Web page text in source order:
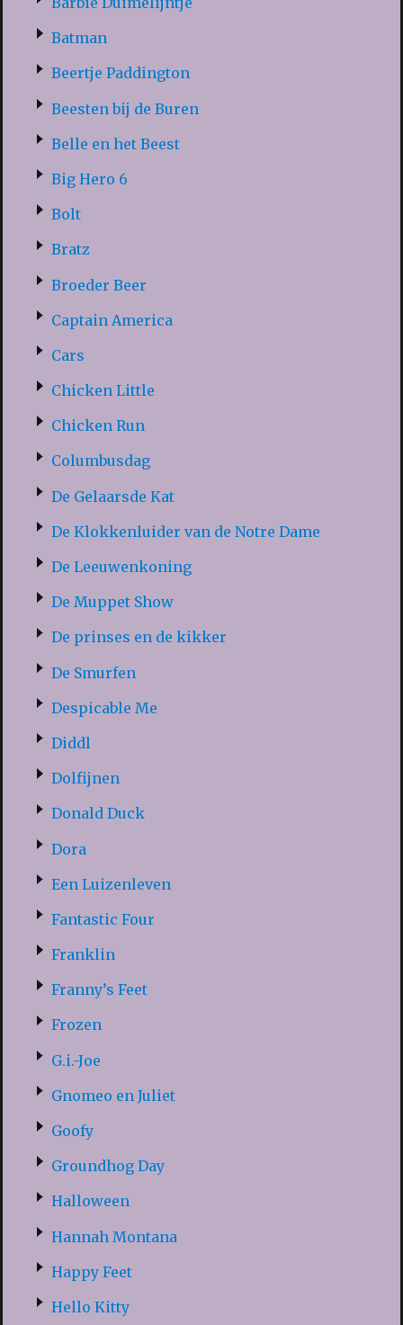
Batman
Beertje Paddington
Beesten bij de Buren
Belle en het Beest
Big Hero 6
Bolt
Bratz
Broeder Beer
Captain America
Cars
Chicken Little
Chicken Run
Columbusdag
De Gelaarsde Kat
De Klokkenluider van de Notre Dame
De Leeuwenkoning
De Muppet Show
De prinses en de kikker
De Smurfen
Despicable Me
Diddl
Dolfijnen
Donald Duck
Dora
Een Luizenleven
Fantastic Four
Franklin
Franny’s Feet
Frozen
G.i.-Joe
Gnomeo en Juliet
Goofy
Groundhog Day
Halloween
Hannah Montana
Happy Feet
Hello Kitty